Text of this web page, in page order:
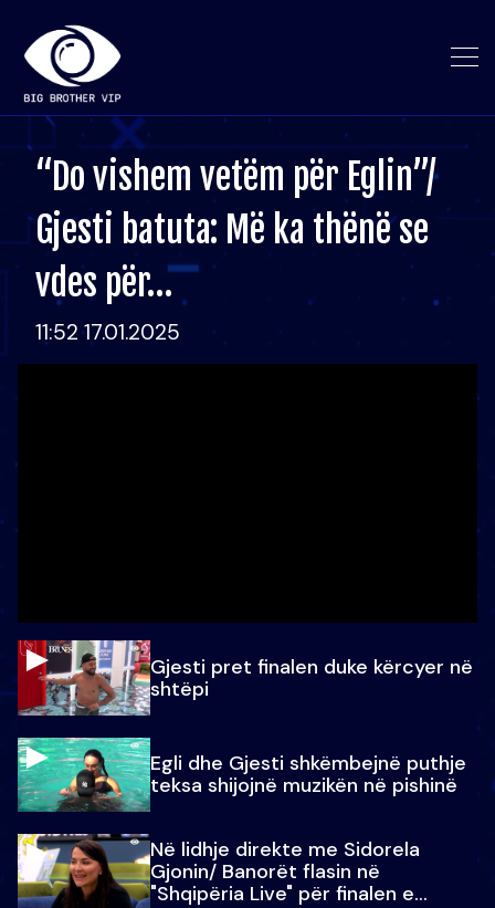
“Do vishem vetëm për Eglin”/
Gjesti batuta: Më ka thënë se
vdes për…
11:52 17.01.2025
Gjesti pret finalen duke kërcyer në
shtëpi
Egli dhe Gjesti shkëmbejnë puthje
teksa shijojnë muzikën në pishinë
Në lidhje direkte me Sidorela
Gjonin/ Banorët flasin në
"Shqipëria Live" për finalen e